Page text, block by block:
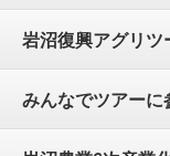
岩沼復興アグリ
みんなでツアーに